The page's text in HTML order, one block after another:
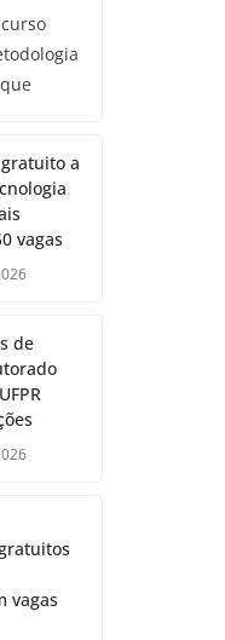
a
vagas
de
vagas